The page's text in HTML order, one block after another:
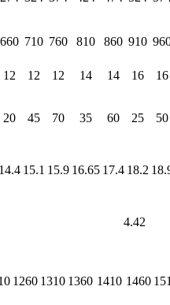
660 710 760 810 860 910
12 12 12 14 14 16
16
20 45 70 35 60 25 50
14.4 15.1 15.9 16.65 17.4 18.2
4.42
1260 1310 1360 1410 1460